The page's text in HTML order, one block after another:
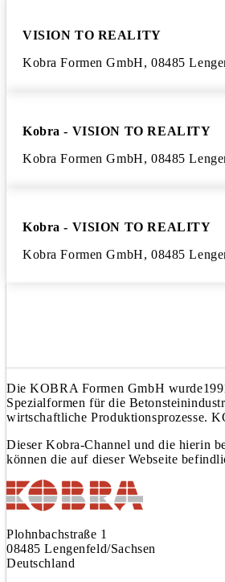
ABONNEMENT
VISION TO REALITY
Kobra Formen GmbH, 08485
Kobra - VISION TO REALITY
Kobra Formen GmbH, 08485
Kobra - VISION TO REALITY
Kobra Formen GmbH, 08485
Die KOBRA Formen GmbH
Spezialformen für die
wirtschaftliche Produktionsprozesse.
Dieser Kobra-Channel und die hierin
können die auf dieser Webseite
Plohnbachstraße 1
08485 Lengenfeld/Sachsen
Deutschland